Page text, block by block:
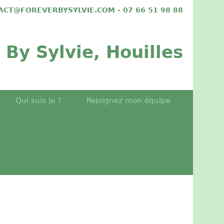
- 07 66 51 98 88
By Sylvie, Houilles
Qui suis je ? Rejoignez mon équipe